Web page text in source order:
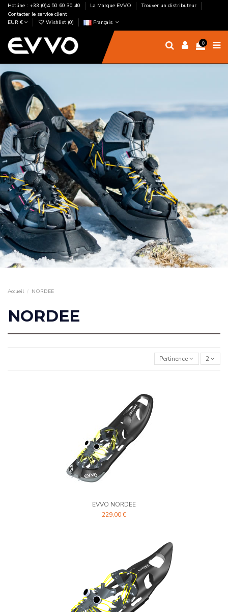
Hotline : +33 (0)4 50 60 30 40 La Marque EVVO
Trouver un distributeur
Contacter le service client
EUR €
Wishlist (0) Français
0
Accueil NORDEE
NORDEE
Pertinence 2
EVVO NORDEE
229,00 €